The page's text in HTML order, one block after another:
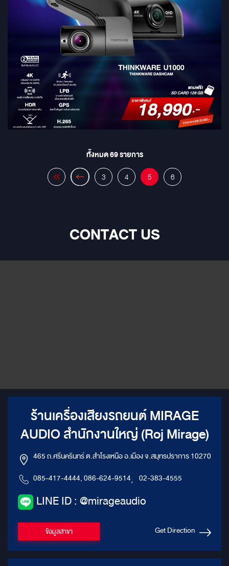
ทั้งหมด69รายการ
3 4 5 6
CONTACT US
ร้านเครื่องเสียงรถยนต์ MIRAGE
AUDIO สำนักงานใหญ่ (Roj Mirage)
465 ถ.ศรีนครินทร์ ต.สำโรงเหนือ อ.เมือง จ.สมุทรปราการ 10270
085-417-4444, 086-624-9514, 02-383-4555
LINE ID : @mirageaudio
ข้อมูลสาขา Get Direction